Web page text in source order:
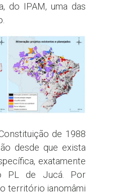
do IPAM, uma das
de 1988
desde que exista
exatamente
PL de Jucá. Por
território ianomâmi